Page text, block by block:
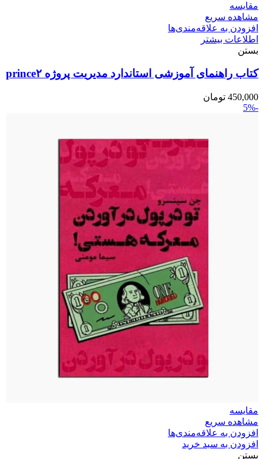
مقایسه
مشاهده سریع
افزودن به علاقه‌مندی‌ها
اطلاعات بیشتر
بستن
کتاب راهنمای آموزشی استاندارد مدیریت پروژه prince۲
450,000 تومان
-5%
مقایسه
مشاهده سریع
افزودن به علاقه‌مندی‌ها
افزودن به سبد خرید
بستن